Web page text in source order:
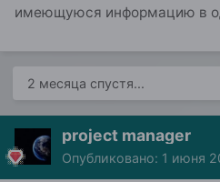
имеющуюся информацию в
2 месяца спустя...
project manager
Опубликовано: 1 июня